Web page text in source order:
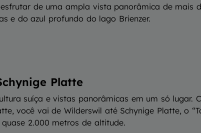
de uma ampla vista panorâmica de mais
e do azul profundo do lago Brienzer.
Platte
suíça e vistas panorâmicas em um só lugar.
você vai de Wilderswil até Schynige Platte, o
quase 2.000 metros de altitude.